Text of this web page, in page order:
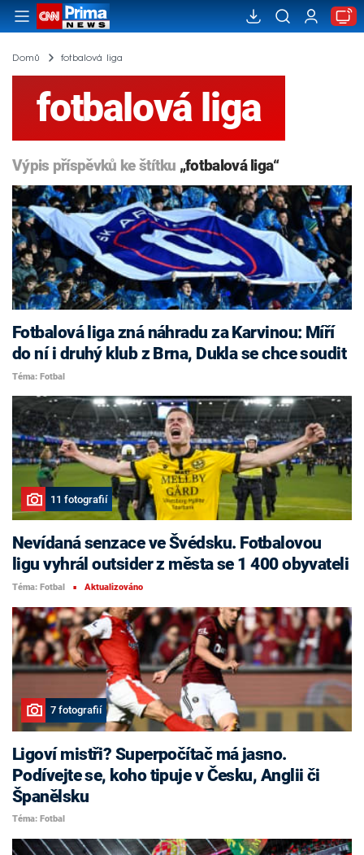
Domů fotbalová liga
fotbalová liga
Výpis příspěvků ke štítku „fotbalová liga“
Fotbalová liga zná náhradu za Karvinou: Míří
do ní i druhý klub z Brna, Dukla se chce soudit
Téma: Fotbal
11 fotografií
Nevídaná senzace ve Švédsku. Fotbalovou
ligu vyhrál outsider z města se 1 400 obyvateli
Téma: Fotbal ■ Aktualizováno
7 fotografií
Ligoví mistři? Superpočítač má jasno.
Podívejte se, koho tipuje v Česku, Anglii či
Španělsku
Téma: Fotbal